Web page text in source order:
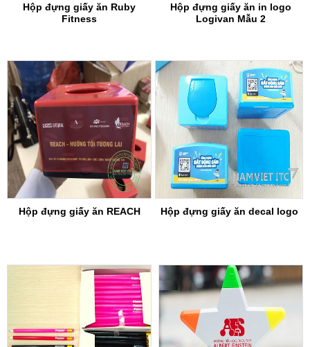
Hộp đựng giấy ăn Ruby
Fitness
Hộp đựng giấy ăn in logo
Logivan Mẫu 2
Hộp đựng giấy ăn REACH Hộp đựng giấy ăn decal logo